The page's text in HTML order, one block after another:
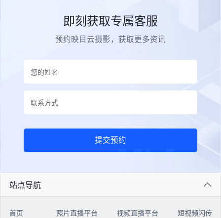
即刻获取专属客服
预约映目云摄影，获取更多资讯
提交预约
站点导航
首页
照片直播平台
视频直播平台
短视频闪传